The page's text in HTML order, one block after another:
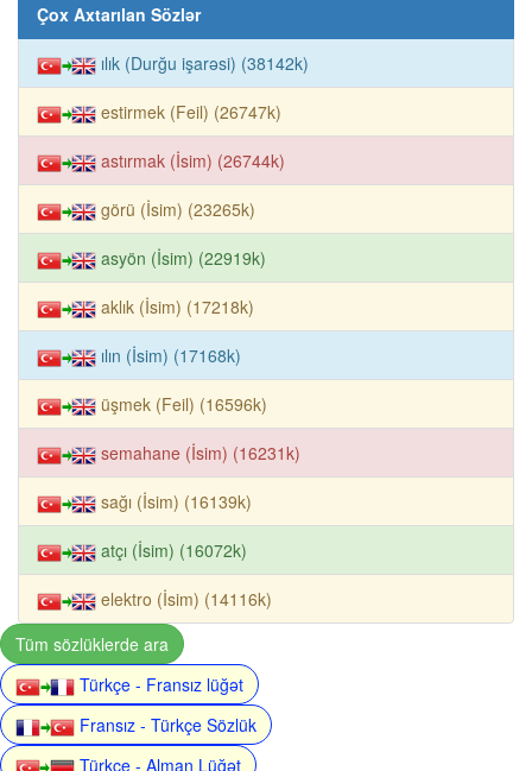
Çox Axtarılan Sözlər
ılık (Durğu işarəsi) (38142k)
estirmek (Feil) (26747k)
astırmak (İsim) (26744k)
görü (İsim) (23265k)
asyön (İsim) (22919k)
aklık (İsim) (17218k)
ılın (İsim) (17168k)
üşmek (Feil) (16596k)
semahane (İsim) (16231k)
sağı (İsim) (16139k)
atçı (İsim) (16072k)
elektro (İsim) (14116k)
Tüm sözlüklerde ara
Türkçe - Fransız lüğət
Fransız - Türkçe Sözlük
Türkçe - Alman Lüğət